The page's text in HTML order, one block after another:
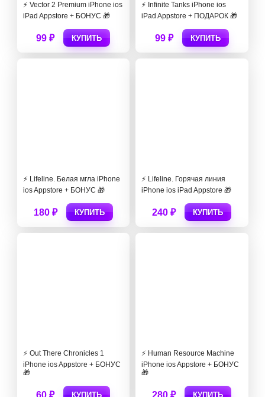
⚡️ Vector 2 Premium iPhone ios
iPad Appstore + БОНУС 🎁
99 ₽ КУПИТЬ
⚡️ Infinite Tanks iPhone ios
iPad Appstore + ПОДАРОК 🎁
99 ₽ КУПИТЬ
⚡️ Lifeline. Белая мгла iPhone
ios Appstore + БОНУС 🎁
180 ₽ КУПИТЬ
⚡️ Lifeline. Горячая линия
iPhone ios iPad Appstore 🎁
240 ₽ КУПИТЬ
⚡️ Out There Chronicles 1
iPhone ios Appstore + БОНУС
🎁
60 ₽ КУПИТЬ
⚡️ Human Resource Machine
iPhone ios Appstore + БОНУС
🎁
280 ₽ КУПИТЬ